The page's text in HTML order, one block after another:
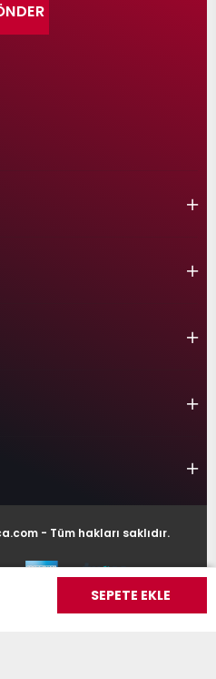
- Tüm hakları saklıdır.